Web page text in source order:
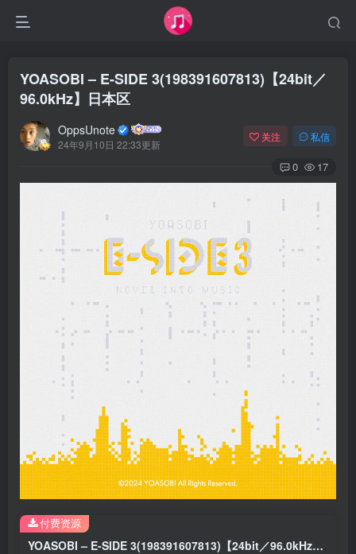
YOASOBI – E-SIDE 3(198391607813)【24bit／
96.0kHz】日本区
OppsUnote
24年9月10日 22:33更新
关注 私信
0 17
YOASOBI – E-SIDE 3(198391607813)【24bit／96.0kHz】日本区
付费资源